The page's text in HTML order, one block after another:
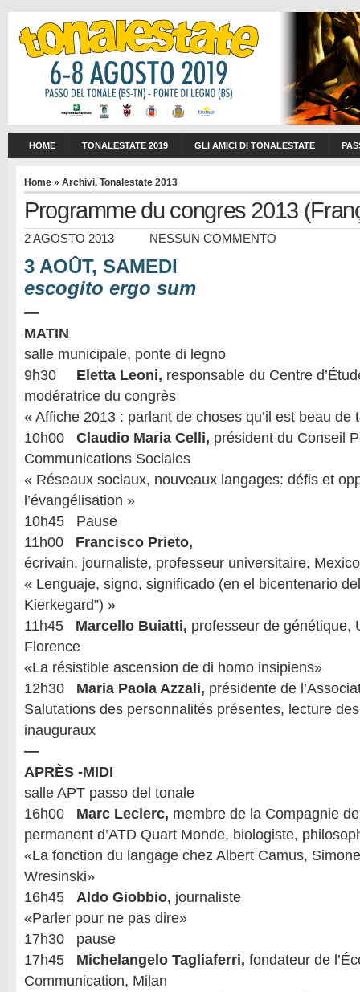
HOME TONALESTATE 2019 GLI AMICI DI TONALESTATE
Home » Archivi, Tonalestate 2013
Programme du congres 2013
2 AGOSTO 2013 NESSUN COMMENTO
3 AOÛT, SAMEDI
escogito ergo sum
—
MATIN
salle municipale, ponte di legno
9h30 Eletta Leoni, responsable du Centre
modératrice du congrès
« Affiche 2013 : parlant de choses qu’il est beau de
10h00 Claudio Maria Celli, président du Conseil
Communications Sociales
« Réseaux sociaux, nouveaux langages: défis et
l’évangélisation »
10h45 Pause
11h00 Francisco Prieto,
écrivain, journaliste, professeur universitaire, Mexico
« Lenguaje, signo, significado (en el bicentenario
Kierkegard”) »
11h45 Marcello Buiatti, professeur de génétique,
Florence
«La résistible ascension de di homo insipiens»
12h30 Maria Paola Azzali, présidente de
Salutations des personnalités présentes, lecture
inauguraux
—
APRÈS -MIDI
salle APT passo del tonale
16h00 Marc Leclerc, membre de la Compagnie
permanent d’ATD Quart Monde, biologiste,
«La fonction du langage chez Albert Camus,
Wresinski»
16h45 Aldo Giobbio, journaliste
«Parler pour ne pas dire»
17h30 pause
17h45 Michelangelo Tagliaferri, fondateur de
Communication, Milan